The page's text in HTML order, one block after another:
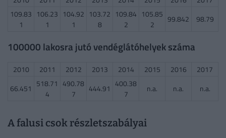
109.83
1
106.23
1
104.92
1
103.72
8
109.84
2
105.85
2
99.842 98.79
100000 lakosra jutó vendéglátóhelyek száma
2010 2011 2012 2013 2014 2015 2016
2017
66.451 518.71
4
490.78
7
444.91 400.38
7
n.a. n.a. n.a.
A falusi csok részletszabályai